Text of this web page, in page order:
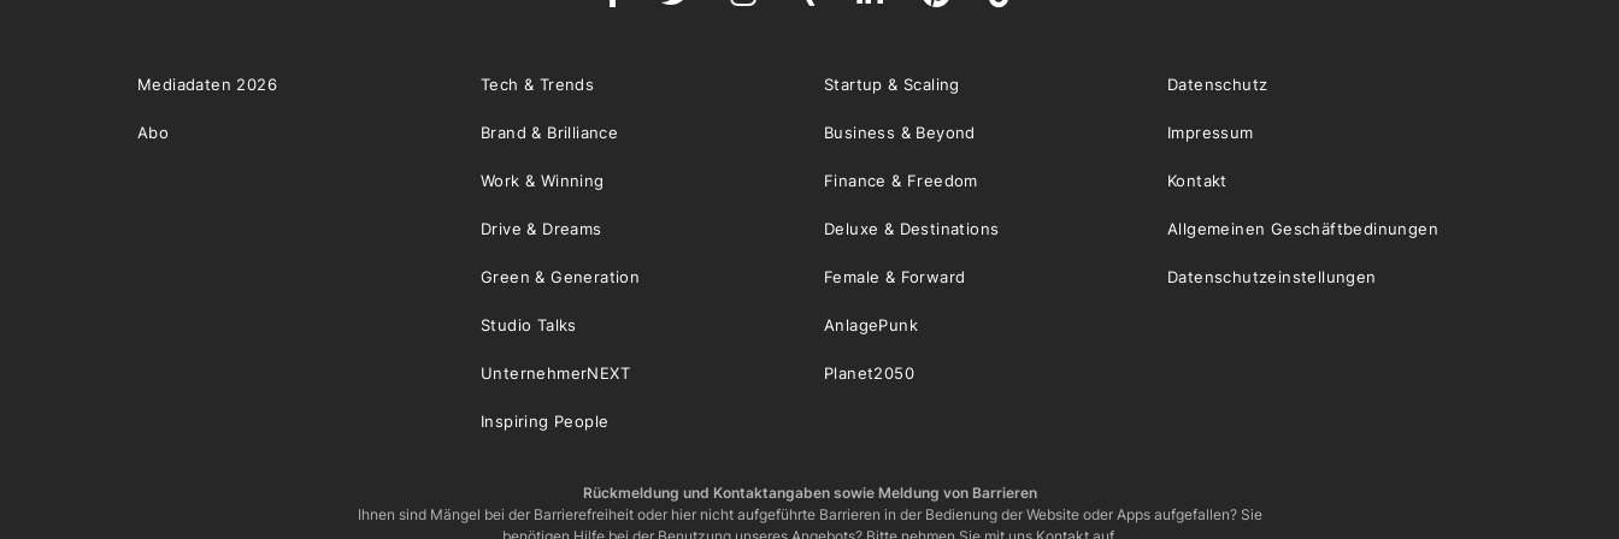
Mediadaten 2026
Abo
Tech & Trends Startup & Scaling
Brand & Brilliance Business & Beyond
Work & Winning Finance & Freedom
Drive & Dreams Deluxe & Destinations
Green & Generation Female & Forward
Studio Talks AnlagePunk
UnternehmerNEXT Planet2050
Inspiring People
Datenschutz
Impressum
Kontakt
Allgemeinen Geschäftbedinungen
Datenschutzeinstellungen
Rückmeldung und Kontaktangaben sowie Meldung von Barrieren
Ihnen sind Mängel bei der Barrierefreiheit oder hier nicht aufgeführte Barrieren in der Bedienung der Website oder Apps aufgefallen? Sie